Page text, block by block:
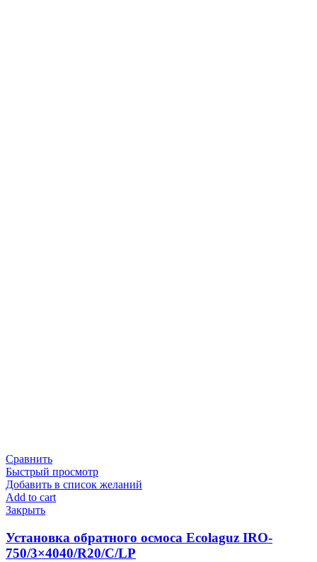
Сравнить
Быстрый просмотр
Добавить в список желаний
Add to cart
Закрыть
Установка обратного осмоса Ecolaguz IRO-
750/3×4040/R20/C/LP